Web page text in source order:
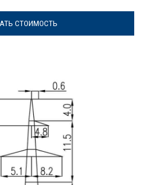
СТОИМОСТЬ